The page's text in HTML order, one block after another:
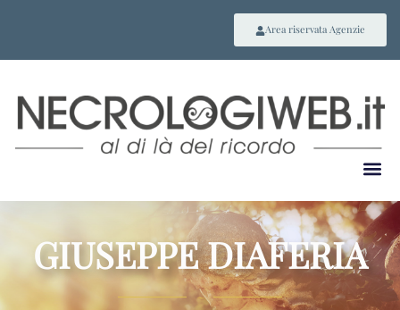
Area riservata Agenzie
GIUSEPPE DIAFERIA
~